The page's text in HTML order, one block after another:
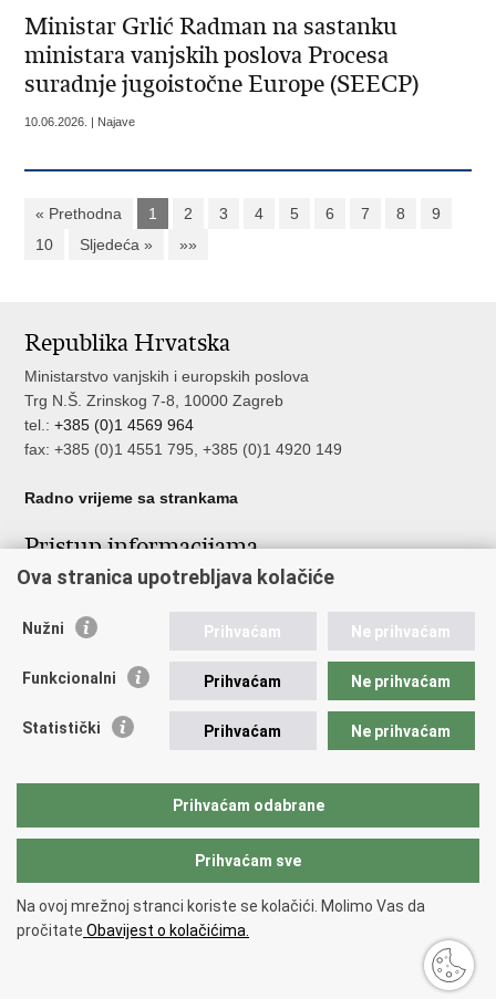
Ministar Grlić Radman na sastanku
ministara vanjskih poslova Procesa
suradnje jugoistočne Europe (SEECP)
10.06.2026. | Najave
« Prethodna 1 2 3 4 5 6 7 8
9
10
Sljedeća » »»
Republika Hrvatska
Ministarstvo vanjskih i europskih poslova
Trg N.Š. Zrinskog 7-8, 10000 Zagreb
tel.:+385 (0)1 4569 964
fax: +385 (0)1 4551 795, +385 (0)1 4920 149
Radno vrijeme sa strankama
Pristup informacijama
Pristup informacijama
Nepravilnosti
Javna nabava u MVEP-u
Nadzor rada i unutarnja revizija službe vanjskih poslova
Copyright © 2026 Ministarstvo vanjskih i europskih poslova.
korištenja.Izjava o pristupačnosti.
Ova stranica upotrebljava kolačiće
Nužni Prihvaćam Ne prihvaćam
Funkcionalni Prihvaćam Ne prihvaćam
Statistički Prihvaćam Ne prihvaćam
Prihvaćam odabrane
Prihvaćam sve
Na ovoj mrežnoj stranci koriste se kolačići. Molimo Vas da
pročitate Obavijest o kolačićima.